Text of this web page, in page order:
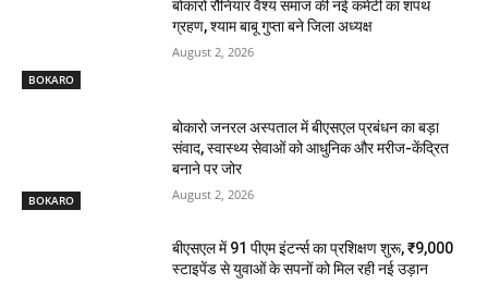
BOKARO
बोकारो रौनियार वैश्य समाज की नई कमेटी का शपथ
ग्रहण, श्याम बाबू गुप्ता बने जिला अध्यक्ष
August 2, 2026
BOKARO
बोकारो जनरल अस्पताल में बीएसएल प्रबंधन का बड़ा
संवाद, स्वास्थ्य सेवाओं को आधुनिक और मरीज-केंद्रित
बनाने पर जोर
August 2, 2026
बीएसएल में 91 पीएम इंटर्न्स का प्रशिक्षण शुरू, ₹9,000
स्टाइपेंड से युवाओं के सपनों को मिल रही नई उड़ान